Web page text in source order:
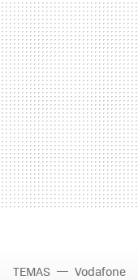
TEMAS Vodafone